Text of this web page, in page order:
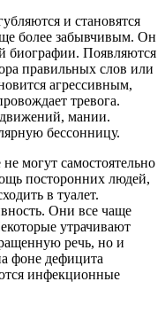
и становятся
более забывчивым. Он
биографии. Появляются
правильных слов или
агрессивным,
тревога.
мании.
бессонницу.
могут самостоятельно
посторонних людей,
в туалет.
Они все чаще
утрачивают
речь, но и
фоне дефицита
инфекционные